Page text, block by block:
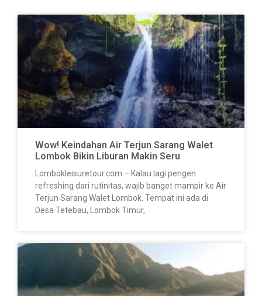
Wow! Keindahan Air Terjun Sarang Walet
Lombok Bikin Liburan Makin Seru
Lombokleisuretour.com – Kalau lagi pengen
refreshing dari rutinitas, wajib banget mampir ke Air
Terjun Sarang Walet Lombok. Tempat ini ada di
Desa Tetebau, Lombok Timur,